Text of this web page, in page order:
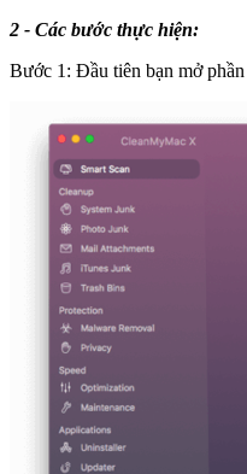
2 - Các bước thực hiện:
Bước 1: Đầu tiên bạn mở